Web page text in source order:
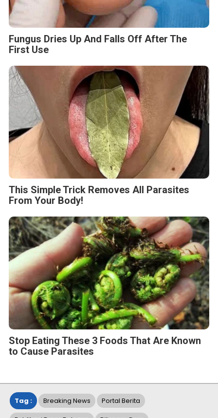
Fungus Dries Up And Falls Off After The
First Use
This Simple Trick Removes All Parasites
From Your Body!
Stop Eating These 3 Foods That Are Known
to Cause Parasites
Tag : Breaking News Portal Berita